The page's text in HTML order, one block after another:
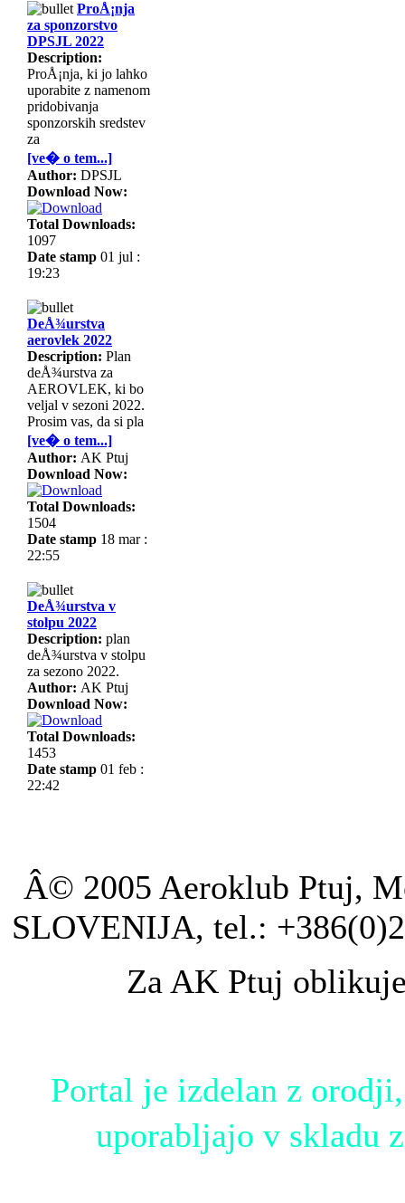
ProÅ¡nja
za sponzorstvo
DPSJL 2022
Description:
ProÅ¡nja, ki jo lahko
uporabite z namenom
pridobivanja
sponzorskih sredstev
za
[ve� o tem...]
Author: DPSJL
Download Now:
Total Downloads:
1097
Date stamp 01 jul :
19:23
DeÅ¾urstva
aerovlek 2022
Description: Plan
deÅ¾urstva za
AEROVLEK, ki bo
veljal v sezoni 2022.
Prosim vas, da si pla
[ve� o tem...]
Author: AK Ptuj
Download Now:
Total Downloads:
1504
Date stamp 18 mar :
22:55
DeÅ¾urstva v
stolpu 2022
Description: plan
deÅ¾urstva v stolpu
za sezono 2022.
Author: AK Ptuj
Download Now:
Total Downloads:
1453
Date stamp 01 feb :
22:42
Â© 2005 Aeroklub Ptuj,
SLOVENIJA, tel.:
Za AK Ptuj
Portal je izdelan z
uporabljajo v skladu